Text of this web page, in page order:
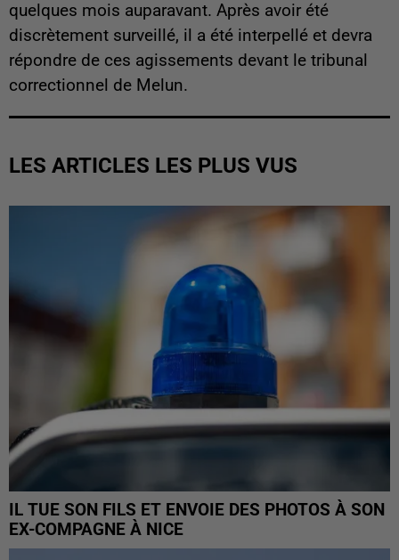
quelques mois auparavant. Après avoir été
discrètement surveillé, il a été interpellé et devra
répondre de ces agissements devant le tribunal
correctionnel de Melun.
LES ARTICLES LES PLUS VUS
IL TUE SON FILS ET ENVOIE DES PHOTOS À SON
EX-COMPAGNE À NICE